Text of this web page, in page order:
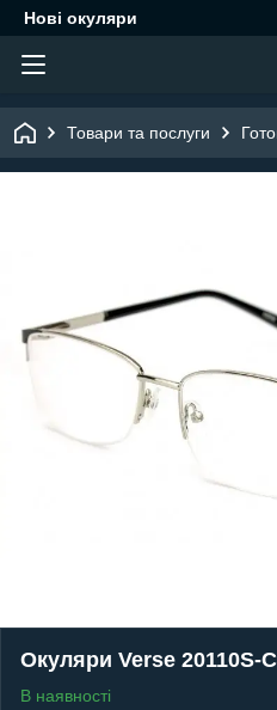
Нові окуляри
Товари та послуги
Окуляри Verse 20110S-
В наявності